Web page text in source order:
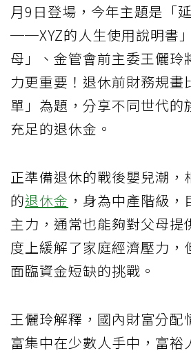
月9日登場，今年主題是「
──XYZ的人生使用說明書
母」、金管會前主委王儷玲
力更重要！退休前財務規畫
單」為題，分享不同世代的
充足的退休金。
正準備退休的戰後嬰兒潮，
的退休金 ，身為中產階級
主力，通常也能夠對父母提
度上緩解了家庭經濟壓力，
面臨資金短缺的挑戰。
王儷玲解釋，國內財富分配
富集中在少數人手中，富裕